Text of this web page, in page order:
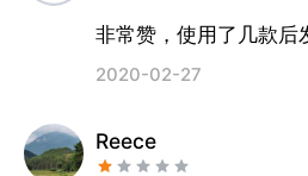
非常赞，使用了几款后
2020-02-27
Reece